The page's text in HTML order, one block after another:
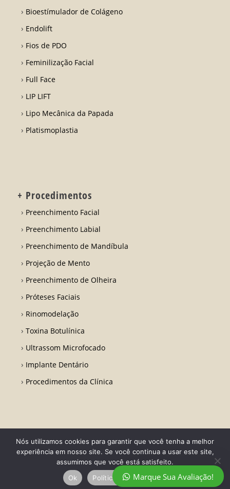
Bioestímulador de Colágeno
Endolift
Fios de PDO
Feminilização Facial
Full Face
LIP LIFT
Lipo Mecânica da Papada
Platismoplastia
+ Procedimentos
Preenchimento Facial
Preenchimento Labial
Preenchimento de Mandíbula
Projeção de Mento
Preenchimento de Olheira
Próteses Faciais
Rinomodelação
Toxina Botulínica
Ultrassom Microfocado
Implante Dentário
Procedimentos da Clínica
Todos os direitos reservados - Dr. Fabio Ricardo Barros | CRO RJ 31728-
Desenvolvido por LA Comunicações
Política de privacidade Termo de Uso Contato
Marque Sua Avaliação!
Nós utilizamos cookies para garantir que você tenha a melhor
experiência em nosso site. Se você continua a usar este site,
assumimos que você está satisfeito.
Ok
Política de privacidade